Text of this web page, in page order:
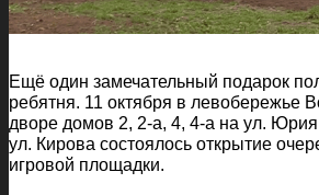
Ещё один замечательный подарок
ребятня. 11 октября в левобережье
дворе домов 2, 2-а, 4, 4-а на ул. Юрия
ул. Кирова состоялось открытие
игровой площадки.